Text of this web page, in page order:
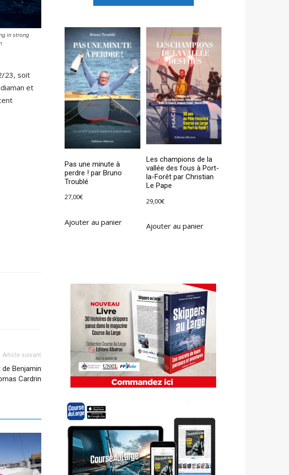
in strong
23, soit
et
Article suivant
Benjamin
Cardrin
Pas une minute à
perdre ! par Bruno
Troublé
27,00€
Ajouter au panier
Les champions de la
vallée des fous à Port-
la-Forêt par Christian
Le Pape
29,00€
Ajouter au panier